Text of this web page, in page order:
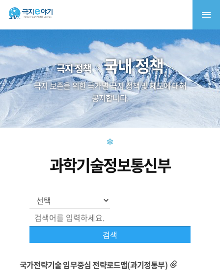
극지 정책 국내 정책
극지 보존을 위한 국가별 극지 정책 및 제도에 대해
공지합니다.
과학기술정보통신부
국가전략기술 임무중심 전략로드맵(과기정통부)